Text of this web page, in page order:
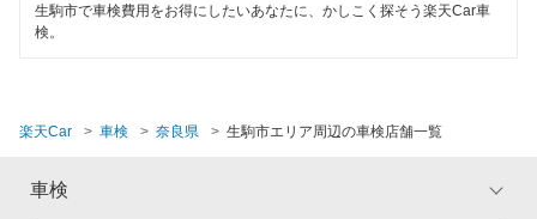
閉じる
1級整備士在籍
閉じる
モリカワ車検
出光興産「らくらく安心車検」
トヨタディーラー
生駒市で車検費用をお得にしたいあなたに、かしこく探そう楽天Car車
検。
楽天Car 車検 奈良県 生駒市エリア周辺の車検店舗一覧
車検